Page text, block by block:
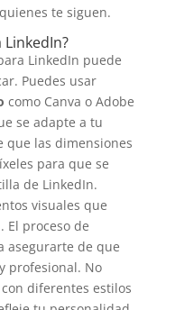
te siguen.
LinkedIn puede
Puedes usar
como Canva o Adobe
se adapte a tu
que las dimensiones
para que se
de LinkedIn.
visuales que
El proceso de
asegurarte de que
profesional. No
diferentes estilos